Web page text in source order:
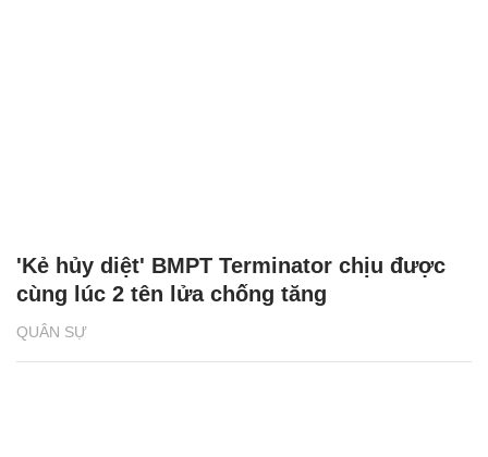
QUÂN SỰ
'Kẻ hủy diệt' BMPT Terminator chịu được
cùng lúc 2 tên lửa chống tăng